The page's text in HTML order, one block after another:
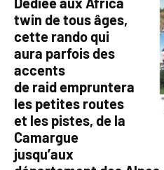
twin de tous âges,
cette rando qui
aura parfois des
accents
de raid empruntera
les petites routes
et les pistes, de la
Camargue
jusqu’aux